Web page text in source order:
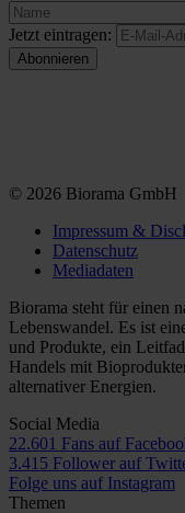
Jetzt eintragen:
© 2026 Biorama GmbH
Impressum &
Datenschutz
Mediadaten
Biorama steht für einen
Lebenswandel. Es ist
und Produkte, ein
Handels mit
alternativer Energien.
Social Media
22.601 Fans auf
3.415 Follower auf
Folge uns auf Instagram
Themen